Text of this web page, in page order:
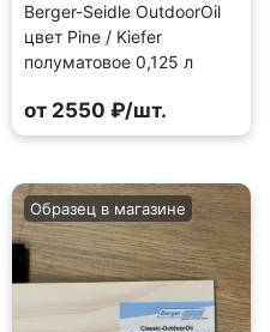
Berger-Seidle OutdoorOil
цвет Pine / Kiefer
полуматовое 0,125 л
от 2550 ₽/шт.
Образец в магазине